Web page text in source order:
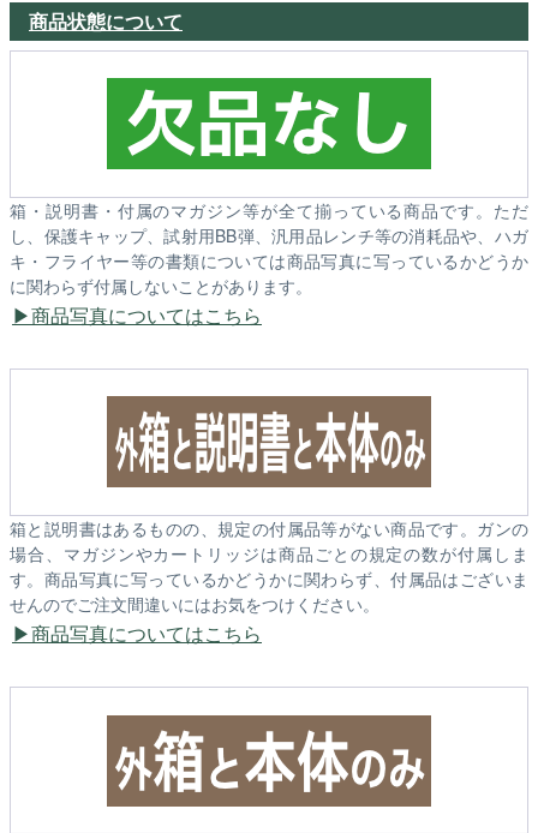
商品状態について
箱・説明書・付属のマガジン等が全て揃っている商品です。ただ
し、保護キャップ、試射用BB弾、汎用品レンチ等の消耗品や、ハガ
キ・フライヤー等の書類については商品写真に写っているかどうか
に関わらず付属しないことがあります。
商品写真についてはこちら
箱と説明書はあるものの、規定の付属品等がない商品です。ガンの
場合、マガジンやカートリッジは商品ごとの規定の数が付属しま
す。商品写真に写っているかどうかに関わらず、付属品はございま
せんのでご注文間違いにはお気をつけください。
商品写真についてはこちら